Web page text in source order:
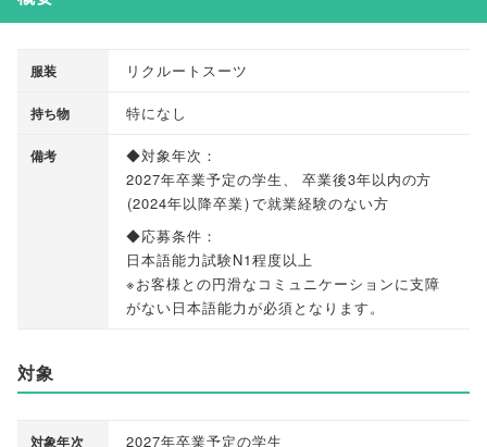
服装 リクルートスーツ
持ち物 特になし
備考
◆対象年次：
2027年卒業予定の学生
卒業後3年以内の方
(2024年以降卒業)で就業経験のない方
◆応募条件：
日本語能力試験N1程度以上
※お客様との円滑なコミュニケーションに支障
がない日本語能力が必須となります 。
対象
対象年次 2027年卒業予定の学生